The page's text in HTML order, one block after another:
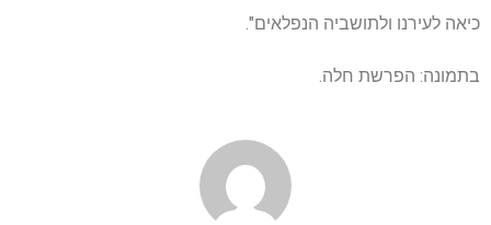
כיאה לעירנו ולתושביה הנפלאים".
בתמונה: הפרשת חלה.